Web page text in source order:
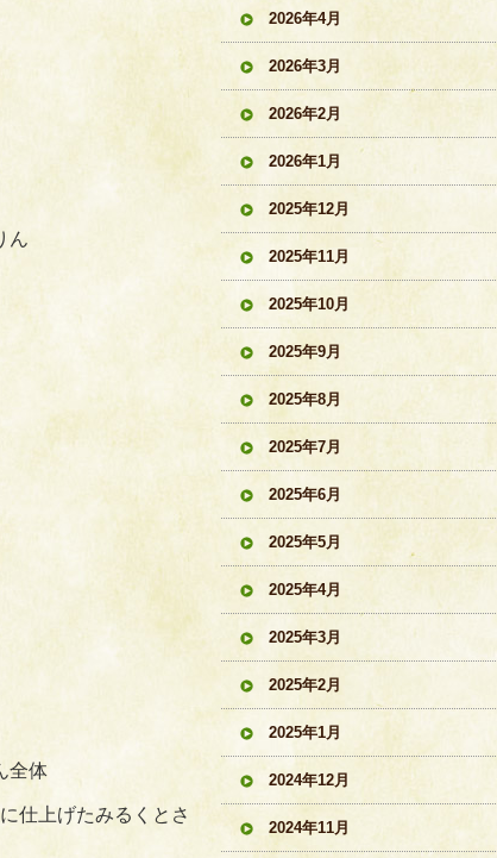
ん
全体
仕上げたみるくとさ
2026年4月
2026年3月
2026年2月
2026年1月
2025年12月
2025年11月
2025年10月
2025年9月
2025年8月
2025年7月
2025年6月
2025年5月
2025年4月
2025年3月
2025年2月
2025年1月
2024年12月
2024年11月